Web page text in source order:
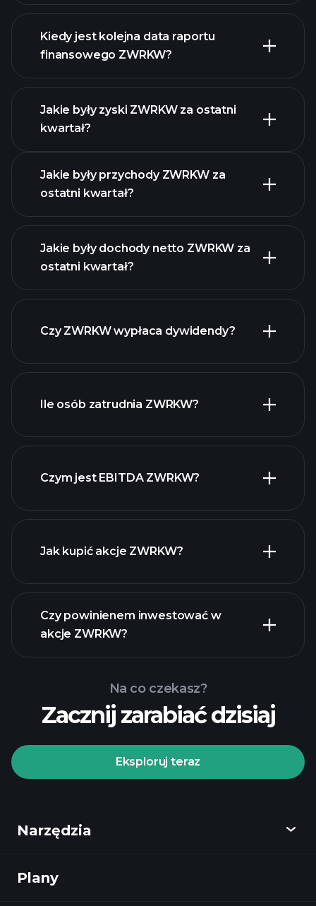
finanse ZWRKW
Kiedy jest kolejna data raportu
finansowego ZWRKW?
Jakie były zyski ZWRKW za ostatni
kwartał?
zysków ZWRKW
Jakie były przychody ZWRKW za
ostatni kwartał?
raporty finansowe ZWRKW
Jakie były dochody netto ZWRKW za
ostatni kwartał?
raporty
Czy ZWRKW wypłaca dywidendy?
akcji o wysokiej
Ile osób zatrudnia ZWRKW?
Czym jest EBITDA ZWRKW?
raporty
finansowe
Jak kupić akcje ZWRKW?
Turniejach
Czy powinienem inwestować w
akcje ZWRKW?
AI
Na co czekasz?
Zacznij zarabiać dzisiaj
Eksploruj teraz
Narzędzia
Odkryj
Plany